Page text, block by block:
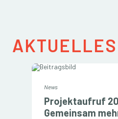
AKTUELLES
News
Projektaufruf
Gemeinsam